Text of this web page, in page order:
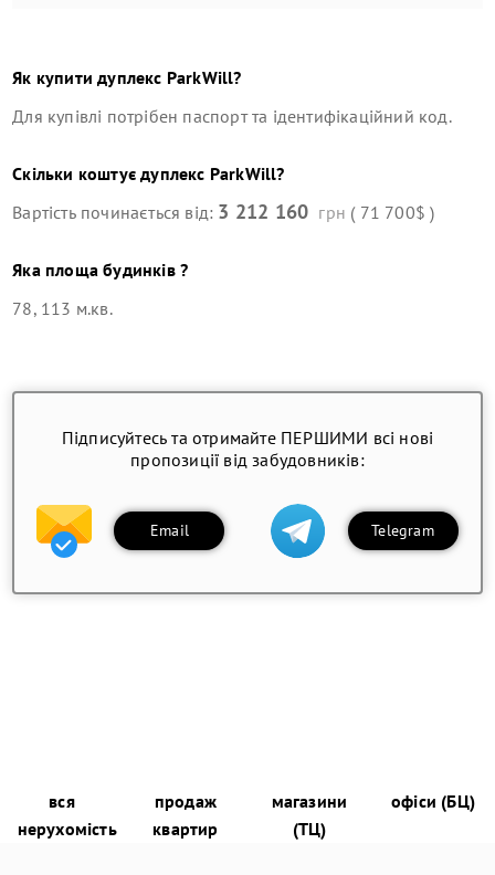
Як купитидуплекс ParkWill?
Для купівлі потрібен паспорт та ідентифікаційний код.
Скільки коштуєдуплекс ParkWill?
Вартість починається від: 3 212 160 грн ( 71 700$ )
Яка площа будинків ?
78, 113 м.кв.
Підписуйтесь та отримайте ПЕРШИМИ всі нові
пропозиції від забудовників:
Email Telegram
вся
нерухомість
продаж
квартир
магазини
(ТЦ)
офіси (БЦ)